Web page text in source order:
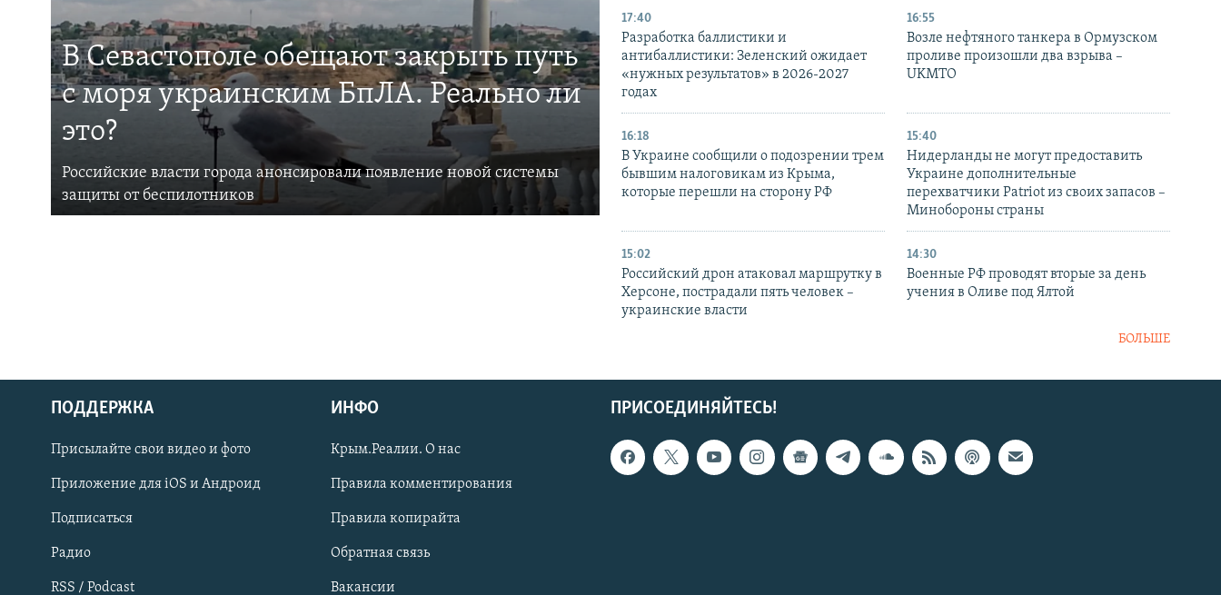
Українською
Qırımtatar
ПРИСОЕДИНЯЙТЕСЬ!
В Севастополе обещают закрыть путь
с моря украинским БпЛА. Реально ли
это?
Российские власти города анонсировали появление новой системы
защиты от беспилотников
17:40
Разработка баллистики и
антибаллистики: Зеленский ожидает
«нужных результатов» в 2026-2027
годах
16:55
Возле нефтяного танкера в Ормузском
проливе произошли два взрыва –
UKMTO
16:18
В Украине сообщили о подозрении трем
бывшим налоговикам из Крыма,
которые перешли на сторону РФ
15:40
Нидерланды не могут предоставить
Украине дополнительные
перехватчики Patriot из своих запасов –
Минобороны страны
15:02
Российский дрон атаковал маршрутку в
Херсоне, пострадали пять человек –
украинские власти
14:30
Военные РФ проводят вторые за день
учения в Оливе под Ялтой
БОЛЬШЕ
ПРИСОЕДИНЯЙТЕСЬ!
ПОДДЕРЖКА
Присылайте свои видео и фото
Приложение для iOS и Андроид
Подписаться
Радио
RSS / Podcast
ИНФО
Крым.Реалии. О нас
Правила комментирования
Правила копирайта
Обратная связь
Вакансии